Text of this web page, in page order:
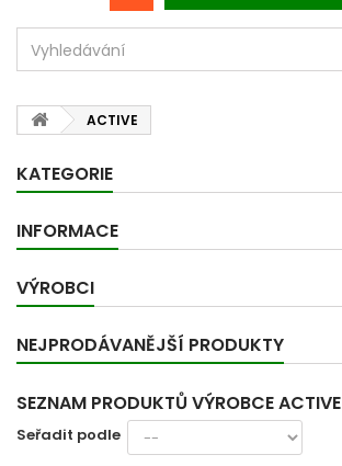
ACTIVE
KATEGORIE
INFORMACE
VÝROBCI
NEJPRODÁVANĚJŠÍ PRODUKTY
SEZNAM PRODUKTŮ VÝROBCE ACTIVE
Seřadit podle